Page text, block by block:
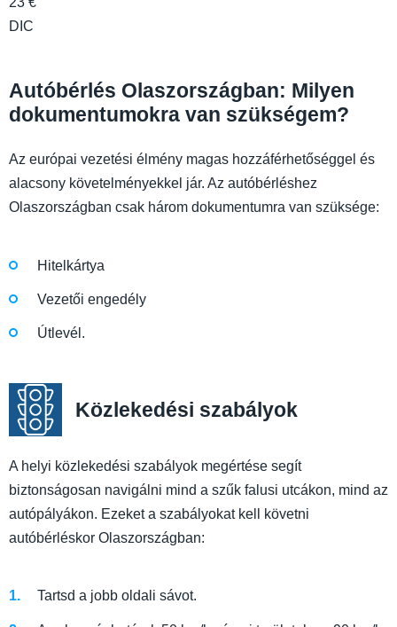
DIC
Autóbérlés Olaszországban: Milyen
dokumentumokra van szükségem?
Az európai vezetési élmény magas hozzáférhetőséggel és
alacsony követelményekkel jár. Az autóbérléshez
Olaszországban csak három dokumentumra van szüksége:
Hitelkártya
Vezetői engedély
Útlevél.
Közlekedési szabályok
A helyi közlekedési szabályok megértése segít
biztonságosan navigálni mind a szűk falusi utcákon, mind az
autópályákon. Ezeket a szabályokat kell követni
autóbérléskor Olaszországban:
Tartsd a jobb oldali sávot.